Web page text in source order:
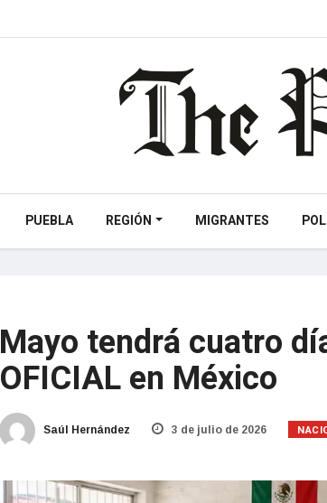
PUEBLA REGIÓN MIGRANTES
Mayo tendrá cuatro
OFICIAL en México
Saúl Hernández 3 de julio de 2026